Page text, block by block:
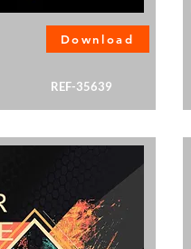
Download
REF-35639